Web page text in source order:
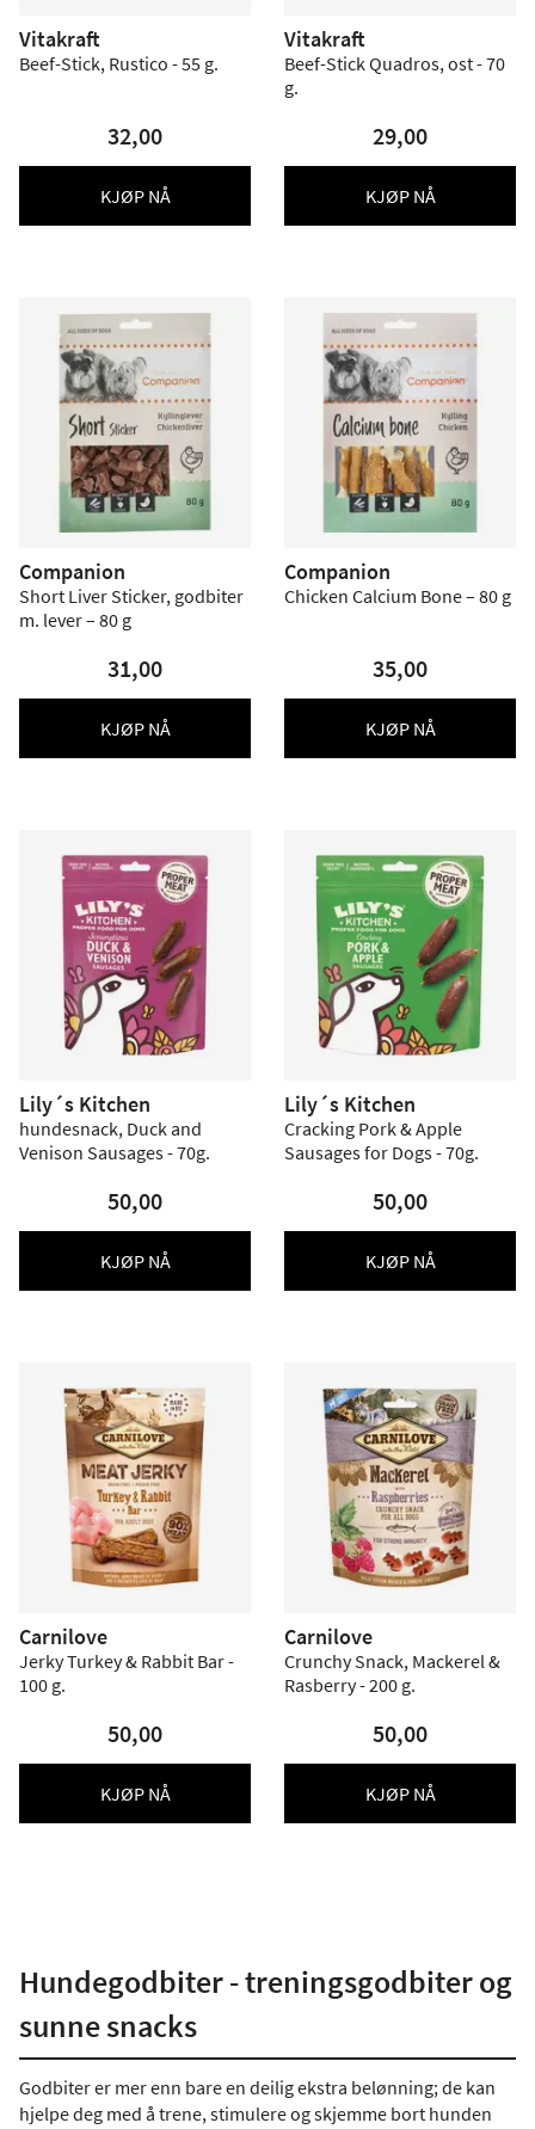
Vitakraft
Beef-Stick, Rustico - 55 g.
32,00
KJØP NÅ
Vitakraft
Beef-Stick Quadros, ost - 70
g.
29,00
KJØP NÅ
Companion
Short Liver Sticker, godbiter
m. lever – 80 g
31,00
KJØP NÅ
Companion
Chicken Calcium Bone – 80 g
35,00
KJØP NÅ
Lily´s Kitchen
hundesnack, Duck and
Venison Sausages - 70g.
50,00
KJØP NÅ
Lily´s Kitchen
Cracking Pork & Apple
Sausages for Dogs - 70g.
50,00
KJØP NÅ
Carnilove
Jerky Turkey & Rabbit Bar -
100 g.
50,00
KJØP NÅ
Carnilove
Crunchy Snack, Mackerel &
Rasberry - 200 g.
50,00
KJØP NÅ
Hundegodbiter - treningsgodbiter og
sunne snacks
Godbiter er mer enn bare en deilig ekstra belønning; de kan
hjelpe deg med å trene, stimulere og skjemme bort hunden